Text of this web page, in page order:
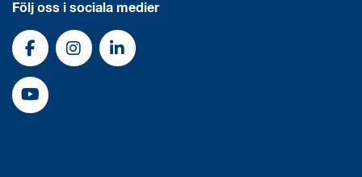
Följ oss i sociala medier